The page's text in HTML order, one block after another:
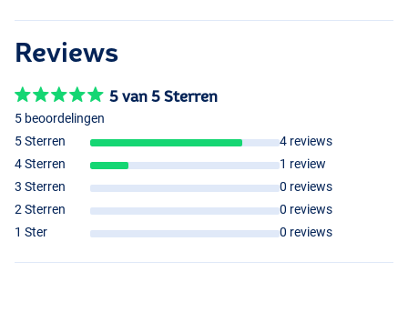
Reviews
5 van 5 Sterren
5 beoordelingen
5 Sterren
4 reviews
4 Sterren
1 review
3 Sterren
0 reviews
2 Sterren
0 reviews
1 Ster
0 reviews